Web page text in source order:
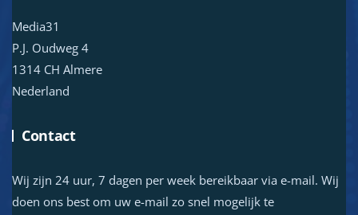
Media31
P.J. Oudweg 4
1314 CH Almere
Nederland
Contact
Wij zijn 24 uur, 7 dagen per week bereikbaar via e-mail. Wij
doen ons best om uw e-mail zo snel mogelijk te